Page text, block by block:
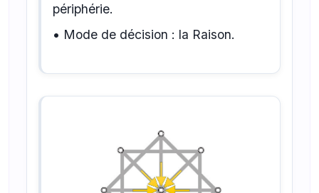
périphérie.
• Mode de décision : la Raison.